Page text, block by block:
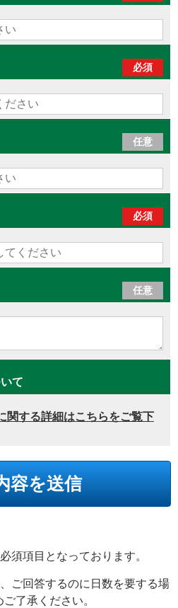
必須
任意
必須
任意
て
関する詳細はこちらをご覧下
須項目となっております。
ご回答するのに日数を要する場
了承ください。